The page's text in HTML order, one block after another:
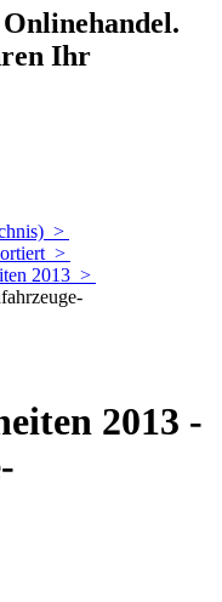
Ihr
>
>
2013 >
2013 -